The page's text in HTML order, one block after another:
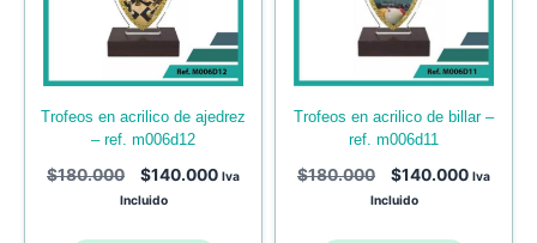
trofeos en acrilico de ajedrez
– ref. m006d12
$180.000 $140.000 Iva
Incluido
trofeos en acrilico de billar –
ref. m006d11
$180.000 $140.000 Iva
Incluido